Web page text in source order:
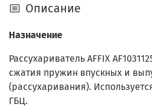
Описание
Назначение
Рассухариватель AFFIX
сжатия пружин впускных и
(рассухаривания).
ГБЦ.